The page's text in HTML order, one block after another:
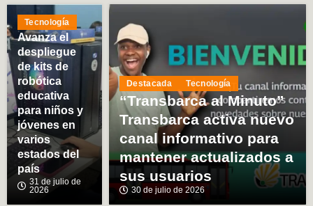
Tecnología
Avanza el
despliegue
de kits de
robótica
educativa
para niños y
jóvenes en
varios
estados del
país
31 de julio de
2026
Destacada Tecnología
“Transbarca al Minuto”
Transbarca activa nuevo
canal informativo para
mantener actualizados a
sus usuarios
30 de julio de 2026